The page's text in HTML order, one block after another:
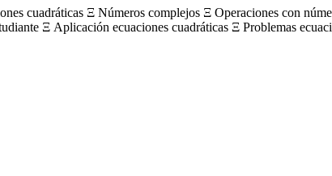
cuadráticas Ξ Números complejos Ξ Operaciones con
Ξ Aplicación ecuaciones cuadráticas Ξ Problemas